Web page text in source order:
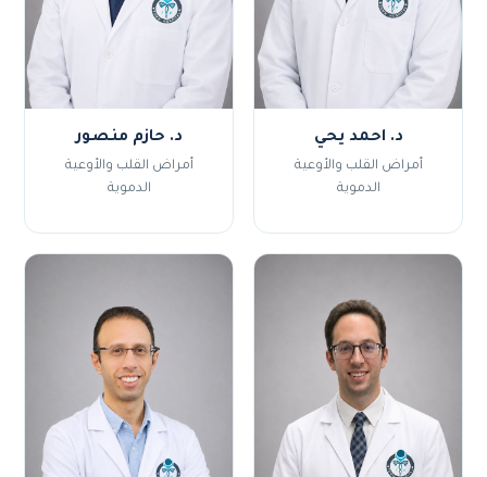
د. احمد يحي
أمراض القلب والأوعية
الدموية
د. حازم منصور
أمراض القلب والأوعية
الدموية